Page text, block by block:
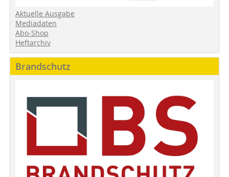
Aktuelle Ausgabe
Mediadaten
Abo-Shop
Heftarchiv
Brandschutz